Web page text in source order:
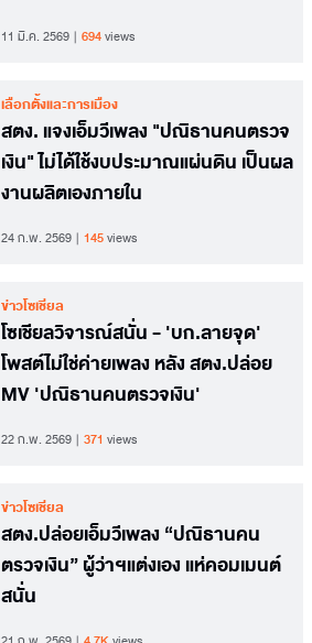
11 มี.ค. 2569 694views
เลือกตั้งและการเมือง
สตง. แจงเอ็มวีเพลง "ปณิธานคนตรวจ
เงิน" ไม่ได้ใช้งบประมาณแผ่นดิน เป็นผล
งานผลิตเองภายใน
24 ก.พ. 2569 145views
ข่าวโซเชียล
โซเชียลวิจารณ์สนั่น - 'บก.ลายจุด'
โพสต์ไม่ใช่ค่ายเพลง หลัง สตง.ปล่อย
MV 'ปณิธานคนตรวจเงิน'
22 ก.พ. 2569 371 views
ข่าวโซเชียล
สตง.ปล่อยเอ็มวีเพลง “ปณิธานคน
ตรวจเงิน” ผู้ว่าฯแต่งเอง แห่คอมเมนต์
สนั่น